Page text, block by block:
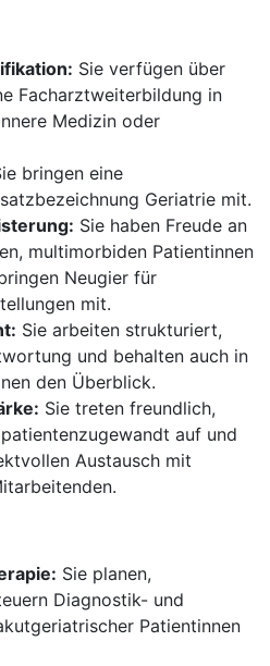
Sie verfügen über
Facharztweiterbildung in
Medizin oder
bringen eine
Geriatrie mit.
Sie haben Freude an
multimorbiden Patientinnen
Neugier für
mit.
Sie arbeiten strukturiert,
und behalten auch in
den Überblick.
Sie treten freundlich,
auf und
Austausch mit
Sie planen,
Diagnostik- und
Patientinnen